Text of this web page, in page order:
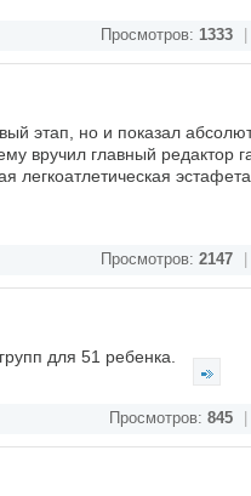
Просмотров: 1333
этап, но и показал
вручил главный редактор
Просмотров: 2147
для 51 ребенка.
Просмотров: 845